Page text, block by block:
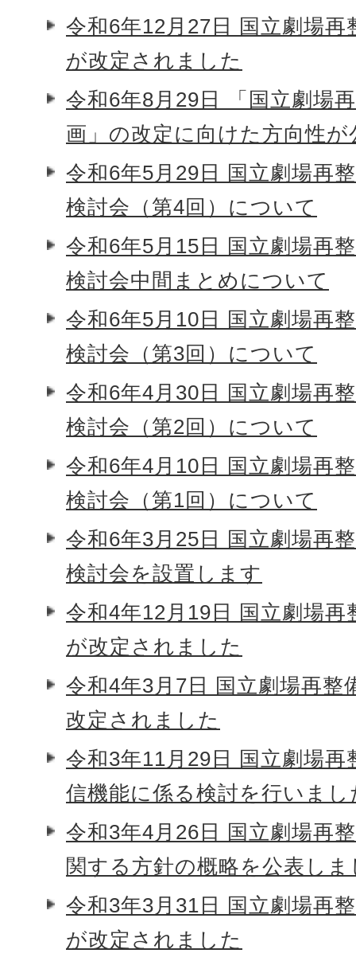
令和6年12月27日 国立劇場
が改定されました
令和6年8月29日 「国立劇場
画」の改定に向けた方向性
令和6年5月29日 国立劇場再
検討会（第4回）について
令和6年5月15日 国立劇場再
検討会中間まとめについて
令和6年5月10日 国立劇場再
検討会（第3回）について
令和6年4月30日 国立劇場再
検討会（第2回）について
令和6年4月10日 国立劇場再
検討会（第1回）について
令和6年3月25日 国立劇場再
検討会を設置します
令和4年12月19日 国立劇場
が改定されました
令和4年3月7日 国立劇場再整
改定されました
令和3年11月29日 国立劇場
信機能に係る検討を行いまし
令和3年4月26日 国立劇場再
関する方針の概略を公表しま
令和3年3月31日 国立劇場再
が改定されました